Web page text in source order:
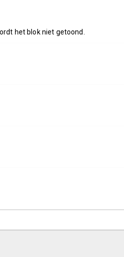
het blok niet getoond.